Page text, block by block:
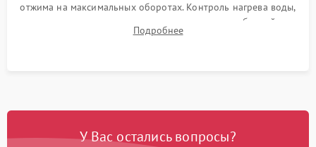
отжима на максимальных оборотах. Контроль нагрева воды,
корректности слива, отсутствия излишних вибраций,
посторонних стуков и протечек под корпусом.
Подробнее
У Вас остались вопросы?